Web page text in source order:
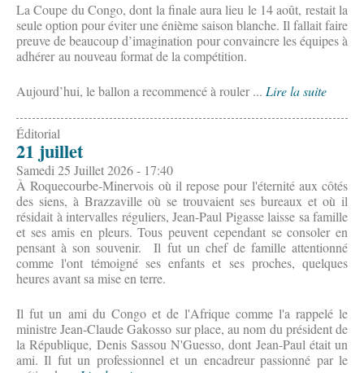
La Coupe du Congo, dont la finale aura lieu le 14 août, restait la
seule option pour éviter une énième saison blanche. Il fallait faire
preuve de beaucoup d’imagination pour convaincre les équipes à
adhérer au nouveau format de la compétition.
Aujourd’hui, le ballon a recommencé à rouler ... Lire la suite
Éditorial
21 juillet
Samedi 25 Juillet 2026 - 17:40
À Roquecourbe-Minervois où il repose pour l'éternité aux côtés
des siens, à Brazzaville où se trouvaient ses bureaux et où il
résidait à intervalles réguliers, Jean-Paul Pigasse laisse sa famille
et ses amis en pleurs. Tous peuvent cependant se consoler en
pensant à son souvenir. Il fut un chef de famille attentionné
comme l'ont témoigné ses enfants et ses proches, quelques
heures avant sa mise en terre.
Il fut un ami du Congo et de l'Afrique comme l'a rappelé le
ministre Jean-Claude Gakosso sur place, au nom du président de
la République, Denis Sassou N'Guesso, dont Jean-Paul était un
ami. Il fut un professionnel et un encadreur passionné par le